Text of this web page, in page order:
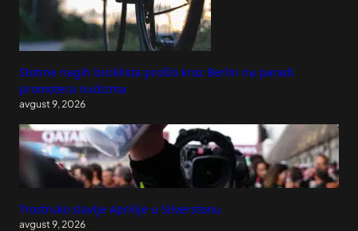
Stotine nagih biciklista prošlo kroz Berlin na paradi
promotera nudizma
avgust 9, 2026
Trostruko slavlje Aprilije u Silverstonu
avgust 9, 2026